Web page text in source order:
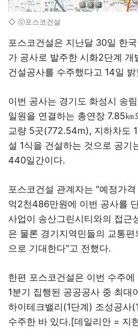
◇ ⓒ포스코건설
포스코건설은 지난달 30일 한
가 공사로 발주한 시화2단계 개
건설공사를 수주했다고 14일 밝
이번 공사는 경기도 화성시 송
일원을 연결하는 총연장 7.85㎞
교량 5곳(772.54m), 지하차도
설 1식을 건설하는 것으로 공기
440일간이다.
포스코건설 관계자는 "예정가
억2천486만원에 이번 공사를
사업이 송산그린시티와의 접근
은 물론 경기지역민들의 교통
으로 기대한다"고 전했다.
한편 포스코건설은 이번 수주
1분기 집행된 공공공사 중 최대
하이테크밸리(1단계) 조성공사
수주한 바 있다.[데일리안 = 지